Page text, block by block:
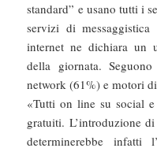
standard” e usano tutti i
servizi di
internet ne dichiara un
della giornata.
network (61%) e motori
«Tutti on line su social
gratuiti. L’introduzione
determinerebbe